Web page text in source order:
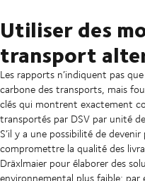
Utiliser des
transport
Les rapports n’indiquent pas
carbone des transports, mais
clés qui montrent exactement
transportés par DSV par unité
S’il y a une possibilité de
compromettre la qualité des
Dräxlmaier pour élaborer des
environnemental plus faible; par